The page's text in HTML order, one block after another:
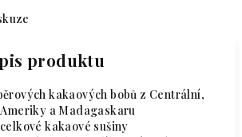
produktu
kakaových bobů z Centrální,
a Madagaskaru
celkové kakaové sušiny